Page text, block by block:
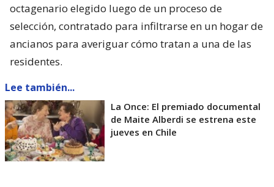
octagenario elegido luego de un proceso de
selección, contratado para infiltrarse en un hogar de
ancianos para averiguar cómo tratan a una de las
residentes.
Lee también...
La Once: El premiado documental
de Maite Alberdi se estrena este
jueves en Chile